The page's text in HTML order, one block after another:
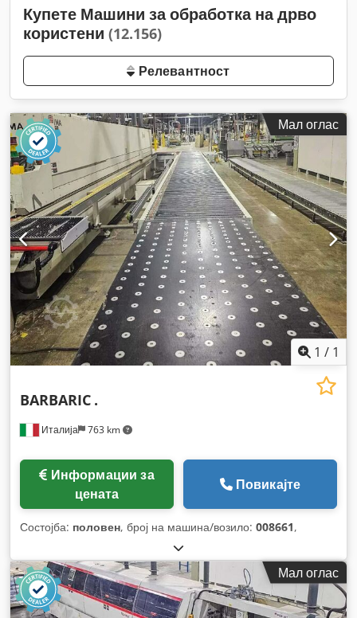
Купете Машини за обработка на дрво
користени (12.156)
Релевантност
Мал оглас
1 / 1
Италија 763 km
BARBARIC .
цената
Повикајте
Состојба: половен, број на машина/возило: 008661,
Мал оглас